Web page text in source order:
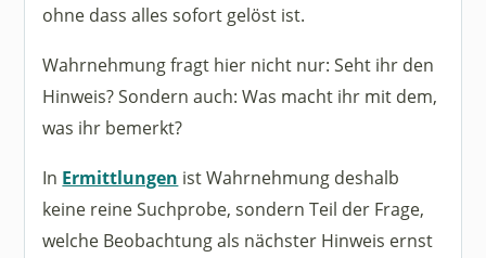
ohne dass alles sofort gelöst ist.
Wahrnehmung fragt hier nicht nur: Seht ihr den
Hinweis? Sondern auch: Was macht ihr mit dem,
was ihr bemerkt?
In Ermittlungen ist Wahrnehmung deshalb
keine reine Suchprobe, sondern Teil der Frage,
welche Beobachtung als nächster Hinweis ernst